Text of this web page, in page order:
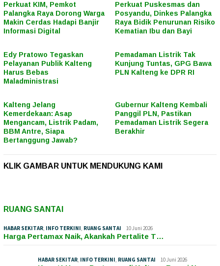
Perkuat KIM, Pemkot
Palangka Raya Dorong Warga
Makin Cerdas Hadapi Banjir
Informasi Digital
Perkuat Puskesmas dan
Posyandu, Dinkes Palangka
Raya Bidik Penurunan Risiko
Kematian Ibu dan Bayi
Edy Pratowo Tegaskan
Pelayanan Publik Kalteng
Harus Bebas
Maladministrasi
Pemadaman Listrik Tak
Kunjung Tuntas, GPG Bawa
PLN Kalteng ke DPR RI
Kalteng Jelang
Kemerdekaan: Asap
Mengancam, Listrik Padam,
BBM Antre, Siapa
Bertanggung Jawab?
Gubernur Kalteng Kembali
Panggil PLN, Pastikan
Pemadaman Listrik Segera
Berakhir
KLIK GAMBAR UNTUK MENDUKUNG KAMI
RUANG SANTAI
HABAR SEKITAR, INFO TERKINI, RUANG SANTAI 10 Juni 2026
Harga Pertamax Naik, Akankah Pertalite T…
HABAR SEKITAR, INFO TERKINI, RUANG SANTAI 10 Juni 2026